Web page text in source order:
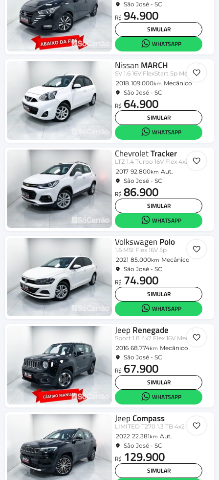
São José - SC
R$ 94.900
SIMULAR
WHATSAPP
Nissan MARCH
SV 1.6 16V FlexStart 5p Mec.
2018 109.000km Mecânico
São José - SC
R$ 64.900
SIMULAR
WHATSAPP
ChevroletTracker
LTZ 1.4 Turbo 16V Flex 4x2 Aut.
2017 92.800km Aut.
São José - SC
R$ 86.900
SIMULAR
WHATSAPP
Volkswagen Polo
1.6 MSI Flex 16V 5p
2021 85.000km Mecânico
São José - SC
R$ 74.900
SIMULAR
WHATSAPP
Jeep Renegade
Sport 1.8 4x2 Flex 16V Mec.
2016 68.774km Mecânico
São José - SC
R$ 67.900
SIMULAR
WHATSAPP
Jeep Compass
LIMITED T270 1.3 TB 4x2 Flex Aut
2022 22.381km Aut.
São José - SC
R$ 129.900
SIMULAR